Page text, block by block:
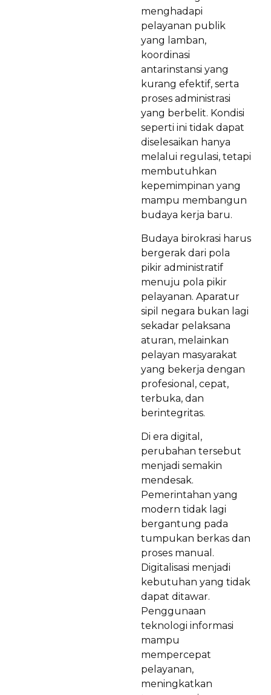
menghadapi
pelayanan publik
yang lamban,
koordinasi
antarinstansi yang
kurang efektif, serta
proses administrasi
yang berbelit. Kondisi
seperti ini tidak dapat
diselesaikan hanya
melalui regulasi, tetapi
membutuhkan
kepemimpinan yang
mampu membangun
budaya kerja baru.
Budaya birokrasi harus
bergerak dari pola
pikir administratif
menuju pola pikir
pelayanan. Aparatur
sipil negara bukan lagi
sekadar pelaksana
aturan, melainkan
pelayan masyarakat
yang bekerja dengan
profesional, cepat,
terbuka, dan
berintegritas.
Di era digital,
perubahan tersebut
menjadi semakin
mendesak.
Pemerintahan yang
modern tidak lagi
bergantung pada
tumpukan berkas dan
proses manual.
Digitalisasi menjadi
kebutuhan yang tidak
dapat ditawar.
Penggunaan
teknologi informasi
mampu
mempercepat
pelayanan,
meningkatkan